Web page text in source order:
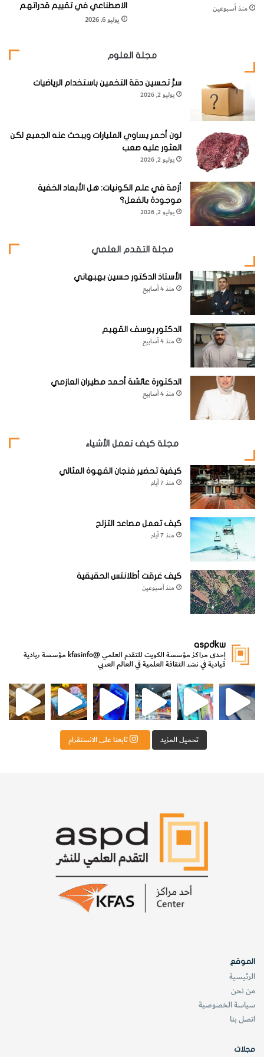
منذ أسبوعين
الاصطناعي في تقييم قدراتهم
يوليو 6, 2026
مجلة العلوم
سرُّ تحسين دقة التخمين باستخدام الرياضيات
يوليو 2, 2026
لون أحمر يساوي المليارات ويبحث عنه الجميع لكن
العثور عليه صعب
يوليو 2, 2026
أزمة في علم الكونيات: هل الأبعاد الخفية
موجودة بالفعل؟
يوليو 2, 2026
مجلة التقدم العلمي
الأستاذ الدكتور حسين بهبهاني
منذ 4 أسابيع
الدكتور يوسف القهيم
منذ 4 أسابيع
الدكتورة عائشة أحمد مطيران العازمي
منذ 4 أسابيع
مجلة كيف تعمل الأشياء
كيفية تحضير فنجان القهوة المثالي
منذ 7 أيام
كيف تعمل مصاعد التزلج
منذ 7 أيام
كيف غرقت أطلانتس الحقيقية
منذ أسبوعين
aspdkw
إحدى مراكز مؤسسة الكويت للتقدم العلمي@kfasinfo مؤسسة ريادية
قيادية في نشر الثقافة العلمية في العالم العربي
لشؤون الش
من الأعماق نكتشف ومن الكتب نتعلّم
⁨ ⁨ نتشرف بدعوتكم لزيارة جناح التقدم العلمي للنشر ⁨ رجعنا! ما كنّا بعيد! مجهزين لكم كل جديد!⁩
تحميل المزيد تابعنا على الانستقرام
الموقع
الرئيسية
من نحن
سياسة الخصوصية
اتصل بنا
مجلات